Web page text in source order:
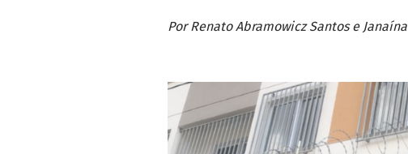
Por Renato Abramowicz Santos e